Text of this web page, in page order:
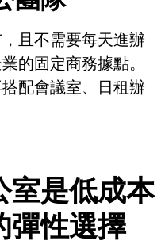
且不需要每天進辦
的固定商務據點。
配會議室、日租辦
室是低成本
彈性選擇